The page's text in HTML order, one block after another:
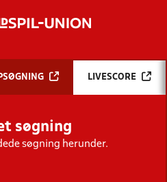
Hvad vil du søge efter?
INDHOLD OG NYHEDER
KLUBBER OG
LIVESCORE
søgning
søgning herunder.